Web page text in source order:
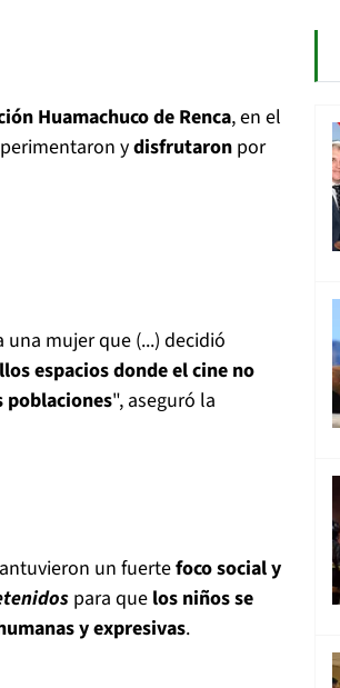
Huamachuco de Renca, en el
ydisfrutaron por
mujer que (...) decidió
espacios donde el cine no
poblaciones", aseguró la
un fuertefoco social y
para que los niños se
y expresivas.